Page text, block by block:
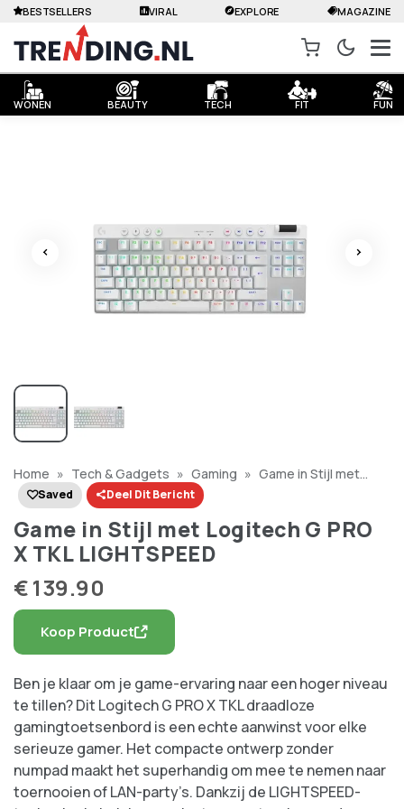
WONEN BEAUTY TECH FIT FUN
BESTSELLERS VIRAL EXPLORE MAGAZINE
Home » Tech & Gadgets » Gaming » Game in Stijl met
Logitech G PRO X TKL LIGHTSPEED
Saved Deel Dit Bericht
Game in Stijl met Logitech G PRO
X TKL LIGHTSPEED
€139.90
Koop Product
Ben je klaar om je game-ervaring naar een hoger niveau
te tillen? Dit Logitech G PRO X TKL draadloze
gamingtoetsenbord is een echte aanwinst voor elke
serieuze gamer. Het compacte ontwerp zonder
numpad maakt het superhandig om mee te nemen naar
toernooien of LAN-party’s. Dankzij de LIGHTSPEED-